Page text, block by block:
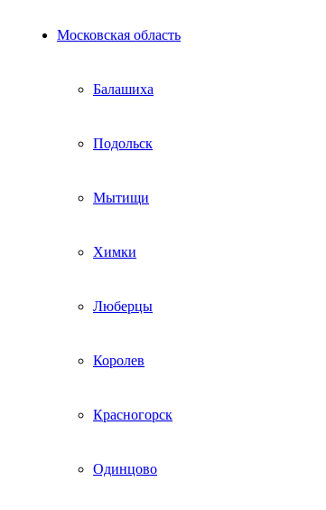
Московская область
Балашиха
Подольск
Мытищи
Химки
Люберцы
Королев
Красногорск
Одинцово